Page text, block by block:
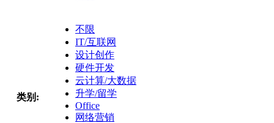
类别:
不限
IT/互联网
设计创作
硬件开发
云计算/大数据
升学/留学
Office
网络营销